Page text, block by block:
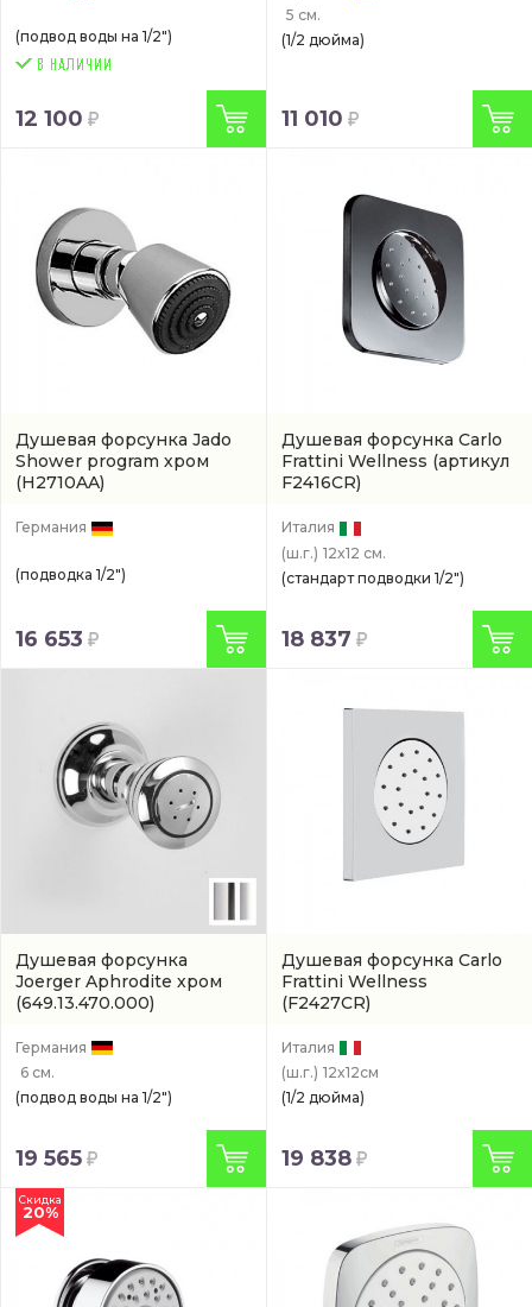
(подвод воды на 1/2")
12 100
5 см.
(1/2 дюйма)
11 010
Душевая форсунка Jado
Shower program хром
(H2710AA)
Германия
(подводка 1/2")
16 653
Душевая форсунка Carlo
Frattini Wellness (артикул
F2416CR)
Италия
(ш.г.) 12x12 см.
(стандарт подводки 1/2")
18 837
Душевая форсунка
Joerger Aphrodite хром
(649.13.470.000)
Германия
6 см.
(подвод воды на 1/2")
19 565
Душевая форсунка Carlo
Frattini Wellness
(F2427CR)
Италия
(ш.г.) 12x12см
(1/2 дюйма)
19 838
Скидка
20%